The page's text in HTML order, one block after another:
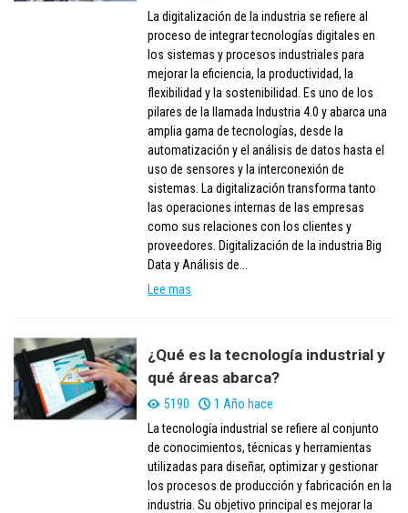
La digitalización de la industria se refiere al
proceso de integrar tecnologías digitales en
los sistemas y procesos industriales para
mejorar la eficiencia, la productividad, la
flexibilidad y la sostenibilidad. Es uno de los
pilares de la llamada Industria 4.0 y abarca una
amplia gama de tecnologías, desde la
automatización y el análisis de datos hasta el
uso de sensores y la interconexión de
sistemas. La digitalización transforma tanto
las operaciones internas de las empresas
como sus relaciones con los clientes y
proveedores. Digitalización de la industria Big
Data y Análisis de...
Lee mas
¿Qué es la tecnología industrial y
qué áreas abarca?
5190
1 Año hace
La tecnología industrial se refiere al conjunto
de conocimientos, técnicas y herramientas
utilizadas para diseñar, optimizar y gestionar
los procesos de producción y fabricación en la
industria. Su objetivo principal es mejorar la